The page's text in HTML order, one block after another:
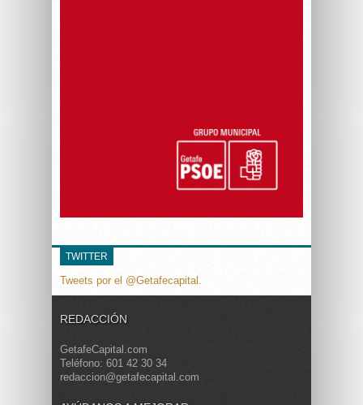
TWITTER
Tweets por el @Getafecapital.
REDACCIÓN
GetafeCapital.com
Teléfono: 601 42 30 34
redaccion@getafecapital.com